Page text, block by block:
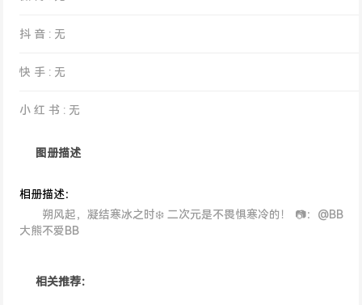
抖 音 : 无
快 手 : 无
小 红 书 : 无
图册描述
相册描述：
朔风起，凝结寒冰之时❄️ 二次元是不畏惧寒冷的！ 📷：@BB
大熊不爱BB
相关推荐：